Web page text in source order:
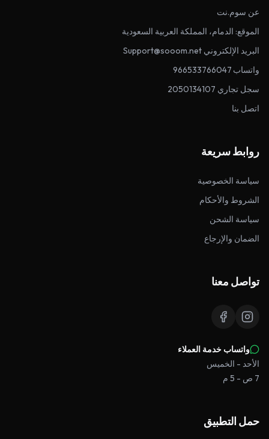
عن سوم.نت
الموقع: الدمام، المملكة العربية السعودية
البريد الإلكتروني Support@sooom.net
واتساب 966533766047
سجل تجاري 2050134107
اتصل بنا
روابط سريعة
سياسة الخصوصية
الشروط والأحكام
سياسة الشحن
الضمان والإرجاع
تواصل معنا
واتساب خدمة العملاء
الأحد - الخميس
7 ص - 5 م
حمل التطبيق